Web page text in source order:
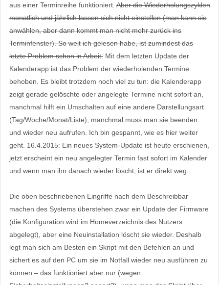
aus einer Terminreihe funktioniert.Aber die Wiederholungszyklen
monatlich und jährlich lassen sich nicht einstellen (man kann sie
anwählen, aber dann kommt man nicht mehr zurück ins
Terminfenster). So weit ich gelesen habe, ist zumindest das
letzte Problem schon in Arbeit.Mit dem letzten Update der
Kalenderapp ist das Problem der wiederholenden Termine
behoben. Es bleibt trotzdem noch viel zu tun: die Kalenderapp
zeigt gerade gelöschte oder angelegte Termine nicht sofort an,
manchmal hilft ein Umschalten auf eine andere Darstellungsart
(Tag/Woche/Monat/Liste), manchmal muss man sie beenden
und wieder neu aufrufen. Ich bin gespannt, wie es hier weiter
geht. 16.4.2015: Ein neues System-Update ist heute erschienen,
jetzt erscheint ein neu angelegter Termin fast sofort im Kalender
und wenn man ihn danach wieder löscht, ist er direkt weg.
Die oben beschriebenen Eingriffe nach dem Beschreibbar
machen des Systems überstehen zwar ein Update der Firmware
(die Konfiguration wird im Homeverzeichnis des Nutzers
abgelegt), aber eine Neuinstallation löscht sie wieder. Deshalb
legt man sich am Besten ein Skript mit den Befehlen an und
sichert es auf den PC um sie im Notfall wieder neu ausführen zu
können – das funktioniert aber nur (wegen